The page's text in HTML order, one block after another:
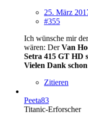
25. März
#355
Ich wünsche mir
wären: DerVan
Setra 415 GT HD
Vielen Dank
Zitieren
Peeta83
Titanic-Erforscher